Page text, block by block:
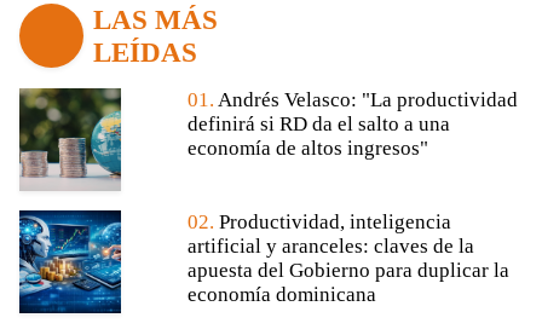
LAS MÁS
LEÍDAS
01. Andrés Velasco: "La productividad
definirá si RD da el salto a una
economía de altos ingresos"
02. Productividad, inteligencia
artificial y aranceles: claves de la
apuesta del Gobierno para duplicar la
economía dominicana